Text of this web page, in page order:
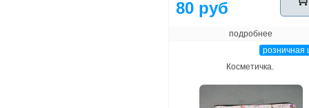
80 руб
подробнее
розничная
Косметичка.